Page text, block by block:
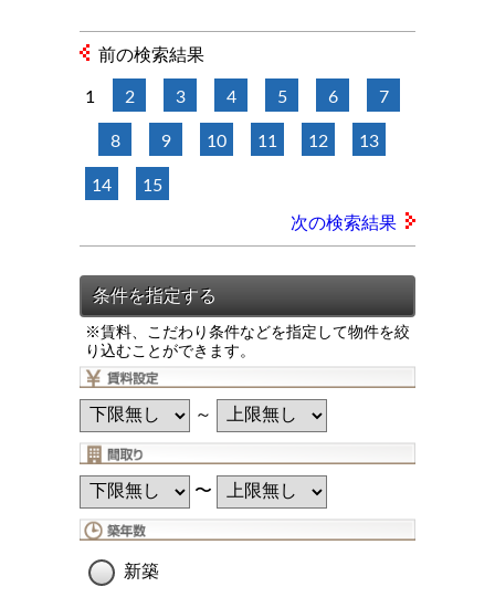
前の検索結果
1 2 3 4 5 6 7
8 9 10 11 12 13
14 15
次の検索結果
※賃料、こだわり条件などを指定して物件を絞
り込むことができます。
～
〜
新築